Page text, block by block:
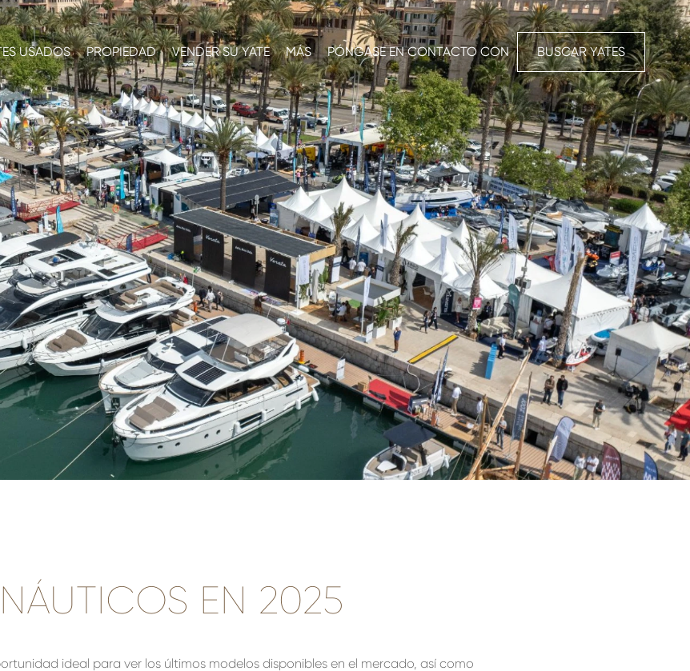
USADOS PROPIEDAD VENDER SU YATE MÁS PÓNGASE EN CONTACTO CON BUSCAR YATES
EN 2025
ideal para ver los últimos modelos disponibles en el mercado, así como